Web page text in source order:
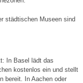
städtischen Museen sind
In Basel lädt das
kostenlos ein und stellt
bereit. In Aachen oder